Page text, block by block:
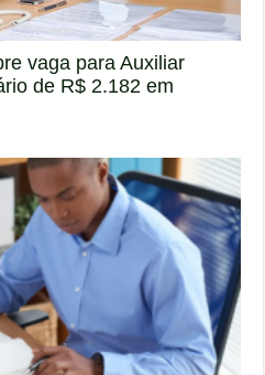
vaga para Auxiliar
de R$ 2.182 em